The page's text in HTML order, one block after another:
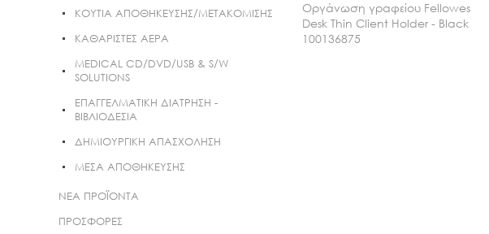
Οργάνωση γραφείου Fellowes
Desk Thin Client Holder - Black
100136875
ΚΟΥΤΙΑ ΑΠΟΘΗΚΕΥΣΗΣ/ΜΕΤΑΚΟΜΙΣΗΣ
ΚΑΘΑΡΙΣΤΕΣ ΑΕΡΑ
MEDICAL CD/DVD/USB & S/W
SOLUTIONS
ΕΠΑΓΓΕΛΜΑΤΙΚΗ ΔΙΑΤΡΗΣΗ -
ΒΙΒΛΙΟΔΕΣΙΑ
ΔΗΜΙΟΥΡΓΙΚΗ ΑΠΑΣΧΟΛΗΣΗ
ΜΕΣΑ ΑΠΟΘΗΚΕΥΣΗΣ
ΝΕΑ ΠΡΟΪΟΝΤΑ
ΠΡΟΣΦΟΡΕΣ